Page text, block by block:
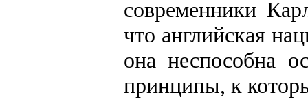
современники
что английская
она неспособна
принципы, к